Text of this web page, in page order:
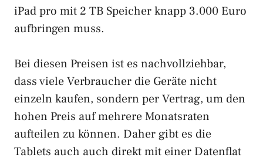
iPad pro mit 2 TB Speicher knapp 3.000 Euro
aufbringen muss.
Bei diesen Preisen ist es nachvollziehbar,
dass viele Verbraucher die Geräte nicht
einzeln kaufen, sondern per Vertrag, um den
hohen Preis auf mehrere Monatsraten
aufteilen zu können. Daher gibt es die
Tablets auch auch direkt mit einer Datenflat